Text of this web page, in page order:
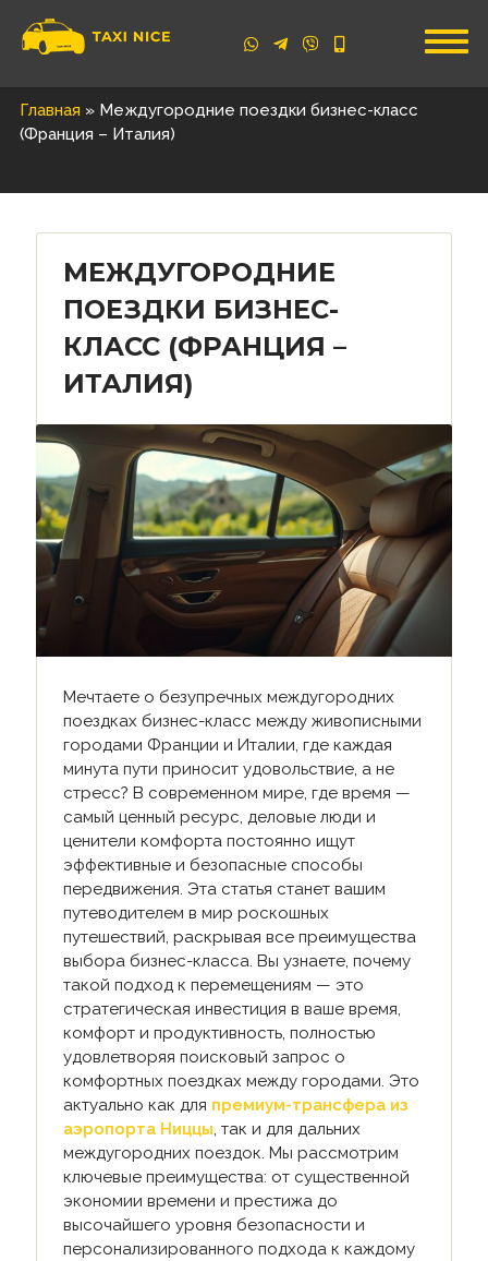
Главная » Междугородние поездки бизнес-класс
(Франция – Италия)
МЕЖДУГОРОДНИЕ
ПОЕЗДКИ БИЗНЕС-
КЛАСС (ФРАНЦИЯ –
ИТАЛИЯ)
Мечтаете о безупречных междугородних
поездках бизнес-класс между живописными
городами Франции и Италии, где каждая
минута пути приносит удовольствие, а не
стресс? В современном мире, где время —
самый ценный ресурс, деловые люди и
ценители комфорта постоянно ищут
эффективные и безопасные способы
передвижения. Эта статья станет вашим
путеводителем в мир роскошных
путешествий, раскрывая все преимущества
выбора бизнес-класса. Вы узнаете, почему
такой подход к перемещениям — это
стратегическая инвестиция в ваше время,
комфорт и продуктивность, полностью
удовлетворяя поисковый запрос о
комфортных поездках между городами. Это
актуально как для премиум-трансфера из
аэропорта Ниццы, так и для дальних
междугородних поездок. Мы рассмотрим
ключевые преимущества: от существенной
экономии времени и престижа до
высочайшего уровня безопасности и
персонализированного подхода к каждому